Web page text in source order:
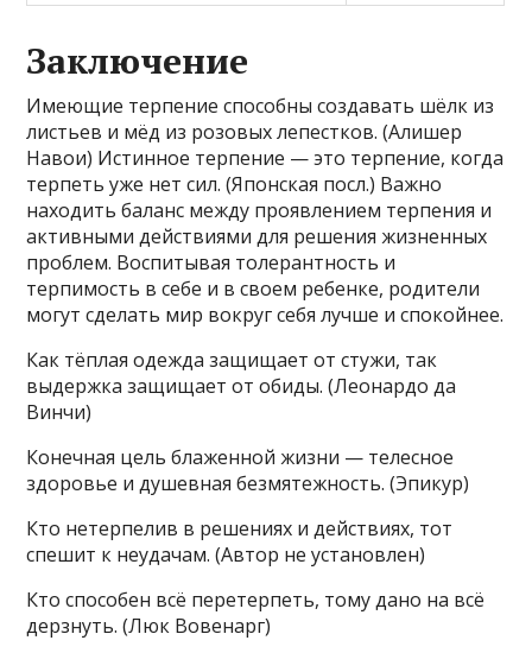
Заключение
Имеющие терпение способны создавать шёлк из
листьев и мёд из розовых лепестков. (Алишер
Навои) Истинное терпение — это терпение, когда
терпеть уже нет сил. (Японская посл.) Важно
находить баланс между проявлением терпения и
активными действиями для решения жизненных
проблем. Воспитывая толерантность и
терпимость в себе и в своем ребенке, родители
могут сделать мир вокруг себя лучше и спокойнее.
Как тёплая одежда защищает от стужи, так
выдержка защищает от обиды. (Леонардо да
Винчи)
Конечная цель блаженной жизни — телесное
здоровье и душевная безмятежность. (Эпикур)
Кто нетерпелив в решениях и действиях, тот
спешит к неудачам. (Автор не установлен)
Кто способен всё перетерпеть, тому дано на всё
дерзнуть. (Люк Вовенарг)